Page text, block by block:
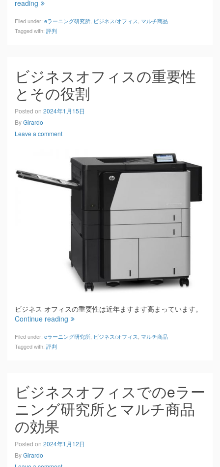
reading
Filed under: eラーニング研究所 ビジネス/オフィス マルチ商品
Tagged with: 評判
ビジネスオフィスの重要性
とその役割
Posted on 2024年1月15日
ByGirardo
Leave a comment
ビジネス オフィスの重要性は近年ますます高まっています。
Continue reading
Filed under: eラーニング研究所 ビジネス/オフィス マルチ商品
Tagged with: 評判
ビジネスオフィスでのeラー
ニング研究所とマルチ商品
の効果
Posted on 2024年1月12日
ByGirardo